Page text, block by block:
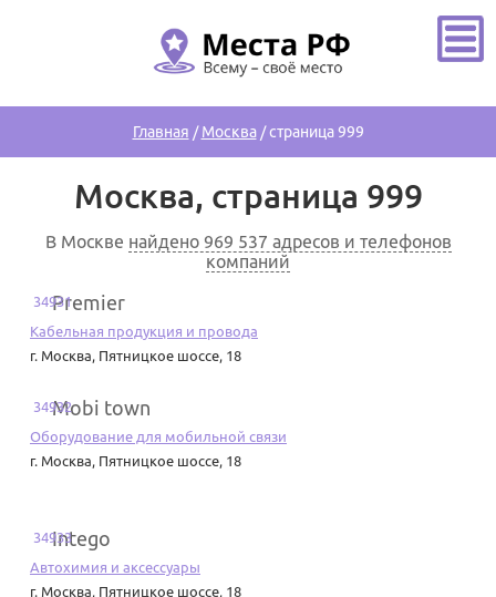
Главная /Москва/страница 999
Москва, страница 999
В Москве найдено 969 537 адресов и телефонов
компаний
34931Premier
Кабельная продукция и провода
г. Москва, Пятницкое шоссе, 18
34932Mobi town
Оборудование для мобильной связи
г. Москва, Пятницкое шоссе, 18
34933Intego
Автохимия и аксессуары
г. Москва, Пятницкое шоссе, 18